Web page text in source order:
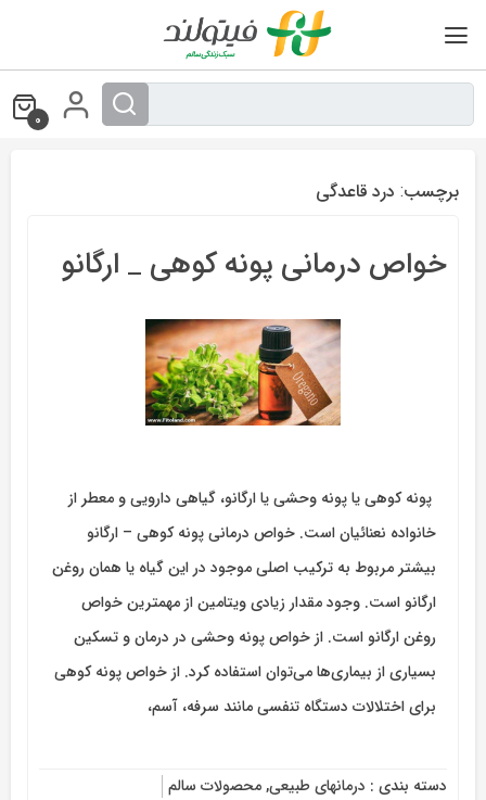
0
برچسب: درد قاعدگی
خواص درمانی پونه کوهی _ ارگانو
پونه کوهی یا پونه وحشی یا ارگانو، گیاهی دارویی و معطر از
خانواده نعنائیان است. خواص درمانی پونه کوهی – ارگانو
بیشتر مربوط به ترکیب اصلی موجود در این گیاه یا همان روغن
ارگانو است. وجود مقدار زیادی ویتامین از مهمترین خواص
روغن ارگانو است. از خواص پونه وحشی در درمان و تسکین
بسیاری از بیماری‌ها می‌توان استفاده کرد. از خواص پونه کوهی
برای اختلالات دستگاه تنفسی مانند سرفه، آسم،
دسته بندی : درمانهای طبیعی,محصولات سالم